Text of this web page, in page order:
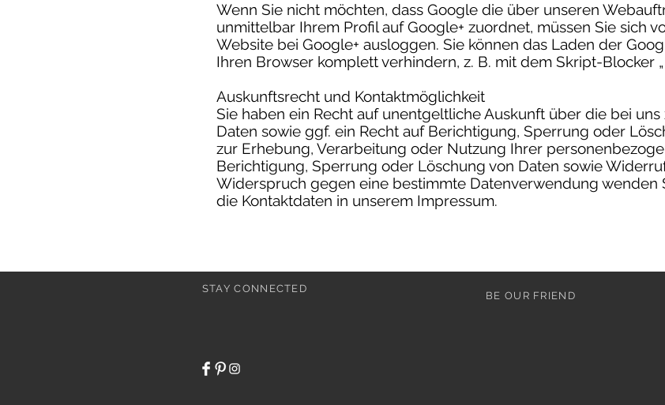
Wenn Sie nicht möchten, dass Google die über unseren
unmittelbar Ihrem Profil auf Google+ zuordnet, müssen Sie sich
Website bei Google+ ausloggen. Sie können das Laden der
Ihren Browser komplett verhindern, z. B. mit dem Skript-Blocker
Auskunftsrecht und Kontaktmöglichkeit
Sie haben ein Recht auf unentgeltliche Auskunft über die bei
Daten sowie ggf. ein Recht auf Berichtigung, Sperrung oder
zur Erhebung, Verarbeitung oder Nutzung Ihrer
Berichtigung, Sperrung oder Löschung von Daten sowie
Widerspruch gegen eine bestimmte Datenverwendung wenden
die Kontaktdaten in unserem Impressum.
STAY CONNECTED
BE OUR FRIEND